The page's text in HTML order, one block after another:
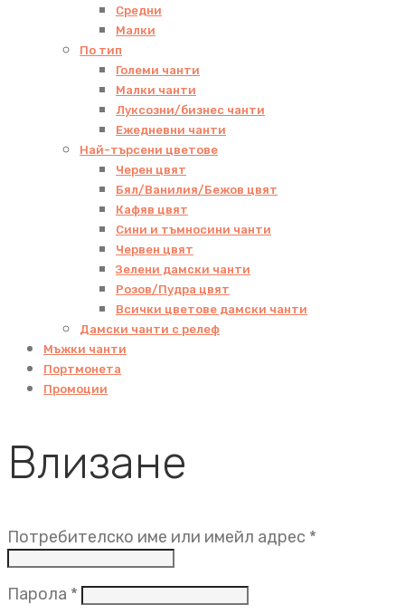
Средни
Малки
По тип
Големи чанти
Малки чанти
Луксозни/бизнес чанти
Ежедневни чанти
Най-търсени цветове
Черен цвят
Бял/Ванилия/Бежов цвят
Кафяв цвят
Сини и тъмносини чанти
Червен цвят
Зелени дамски чанти
Розов/Пудра цвят
Всички цветове дамски чанти
Дамски чанти с релеф
Мъжки чанти
Портмонета
Промоции
Влизане
Потребителско име или имейл адрес *
Парола * Задължително